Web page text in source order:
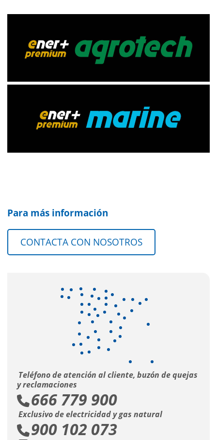
Para más información
CONTACTA CON NOSOTROS
Teléfono de atención al cliente, buzón de quejas
y reclamaciones
666 779 900
Exclusivo de electricidad y gas natural
900 102 073